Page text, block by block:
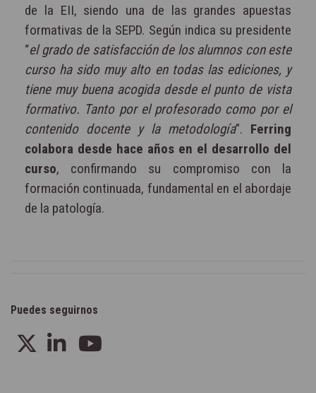
de la EII, siendo una de las grandes apuestas
formativas de la SEPD. Según indica su presidente
“el grado de satisfacción de los alumnos con este
curso ha sido muy alto en todas las ediciones, y
tiene muy buena acogida desde el punto de vista
formativo. Tanto por el profesorado como por el
contenido docente y la metodología”. Ferring
colabora desde hace años en el desarrollo del
curso, confirmando su compromiso con la
formación continuada, fundamental en el abordaje
de la patología.
Puedes seguirnos